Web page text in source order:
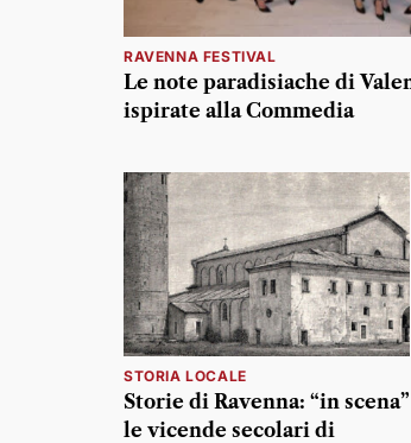
RAVENNA FESTIVAL
Le note paradisiache di
ispirate alla Commedia
STORIA LOCALE
Storie di Ravenna: “in scena”
le vicende secolari di